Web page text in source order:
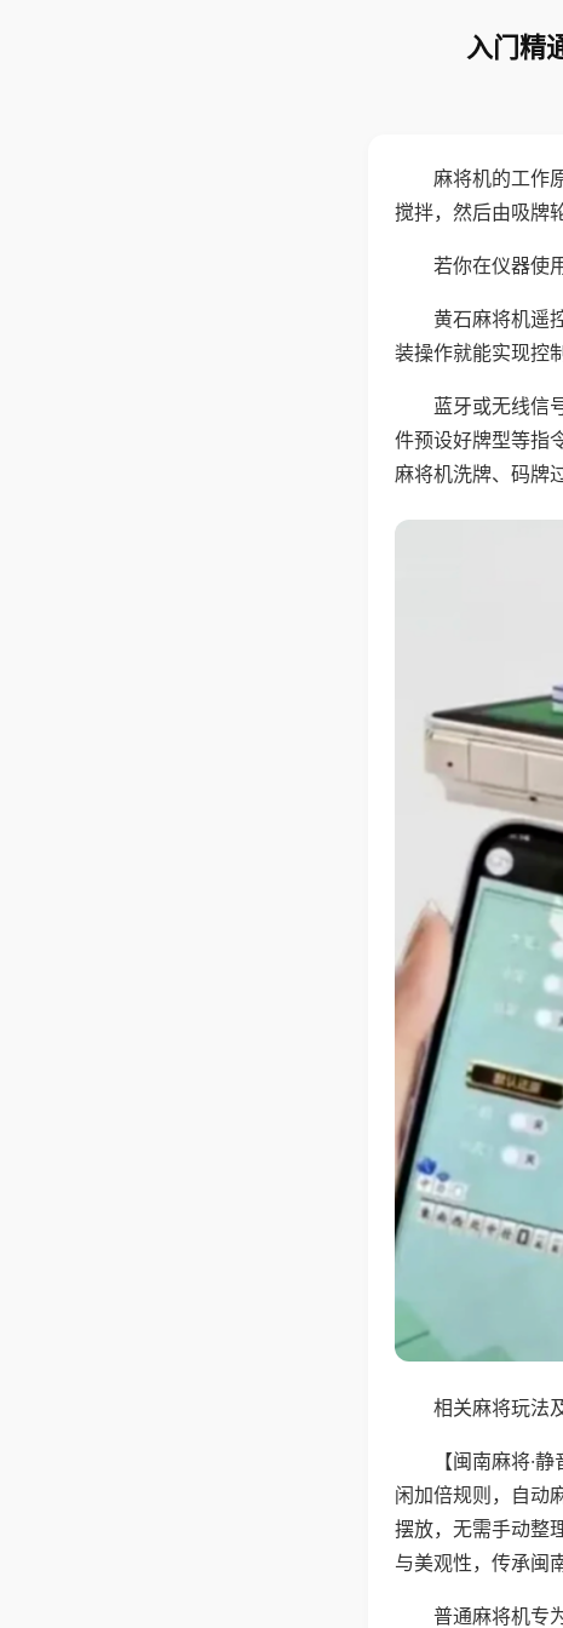
入门精
麻将机的工作
搅拌，然后由吸牌
若你在仪器使
黄石麻将机遥
装操作就能实现控
蓝牙或无线信
件预设好牌型等指
麻将机洗牌、码牌
相关麻将玩法
【闽南麻将·
闲加倍规则，自动
摆放，无需手动整
与美观性，传承闽
普通麻将机专